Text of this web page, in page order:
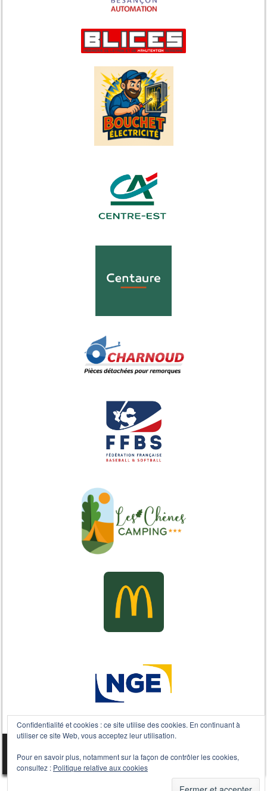
Sporty free WordPress Sports ThemePowered By WordPress
Confidentialité et cookies : ce site utilise des cookies. En continuant à
utiliser ce site Web, vous acceptez leur utilisation.
Pour en savoir plus, notamment sur la façon de contrôler les cookies,
consultez : Politique relative aux cookies